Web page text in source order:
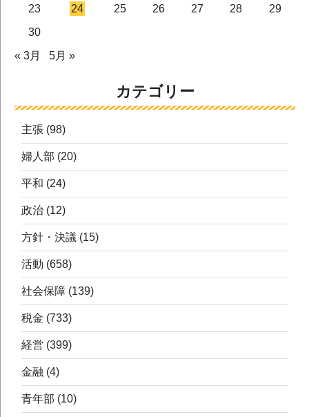
23
24 25 26 27 28
29
30
« 3月
5月 »
カテゴリー
主張 (98)
婦人部 (20)
平和 (24)
政治 (12)
方針・決議 (15)
活動 (658)
社会保障 (139)
税金 (733)
経営 (399)
金融 (4)
青年部 (10)